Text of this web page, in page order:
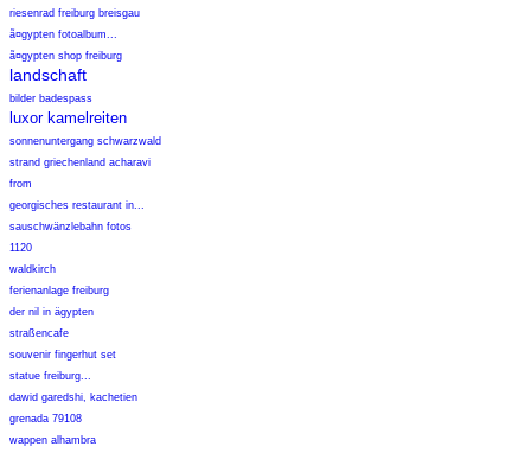
riesenrad freiburg breisgau
ã¤gypten fotoalbum...
ã¤gypten shop freiburg
landschaft
bilder badespass
luxor kamelreiten
sonnenuntergang schwarzwald
strand griechenland acharavi
from
georgisches restaurant in...
sauschwänzlebahn fotos
1120
waldkirch
ferienanlage freiburg
der nil in ägypten
straßencafe
souvenir fingerhut set
statue freiburg...
dawid garedshi, kachetien
grenada 79108
wappen alhambra